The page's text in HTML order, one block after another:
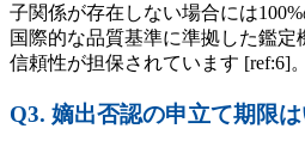
子関係が存在しない場合には
国際的な品質基準に準拠した鑑
信頼性が担保されています [ref:6]。
Q3. 嫡出否認の申立て期限